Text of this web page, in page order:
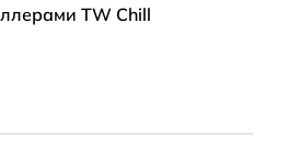
TW Chill